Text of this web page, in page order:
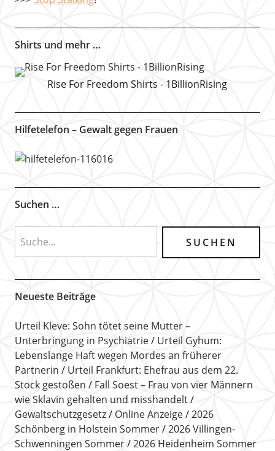
Shirts und mehr …
Rise For Freedom Shirts - 1BillionRising
Hilfetelefon – Gewalt gegen Frauen
Suchen …
Neueste Beiträge
Urteil Kleve: Sohn tötet seine Mutter –
Unterbringung in Psychiatrie
Urteil Gyhum:
Lebenslange Haft wegen Mordes an früherer
Partnerin
Urteil Frankfurt: Ehefrau aus dem 22.
Stock gestoßen
Fall Soest – Frau von vier Männern
wie Sklavin gehalten und misshandelt
Gewaltschutzgesetz
Online Anzeige
2026
Schönberg in Holstein Sommer
2026 Villingen-
Schwenningen Sommer
2026 Heidenheim Sommer